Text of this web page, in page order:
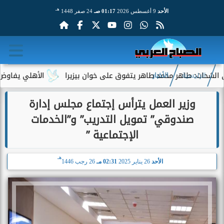
الأحد 01:17 صـ 24 صفر 1448 هـ
الأهلي يفاوض أحمد طاهر محمد طاهر يتفوق على خوان بيزيرا
الرئيسية الأخبار
وزير العمل يترأس إجتماع مجلس إدارة
صندوقي” تمويل التدريب” و”الخدمات
الإجتماعية ”
الأحد 26 يناير 2025 02:31 مـ 26 رجب 1446
هـ